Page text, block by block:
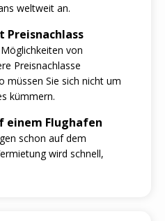
weltweit an.
von
Preisnachlasse
müssen Sie sich nicht um
kümmern.
Flughafen
schon auf dem
wird schnell,